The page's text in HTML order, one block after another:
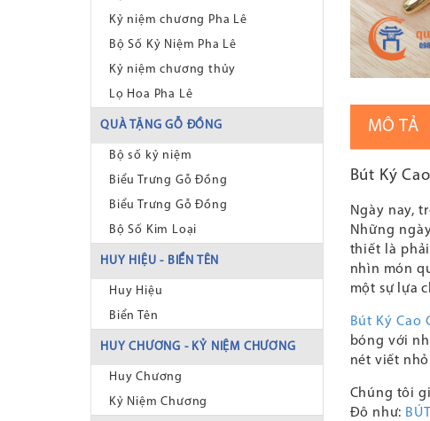
Kỷ niệm chương Pha Lê
Bộ Số Kỷ Niệm Pha Lê
Kỷ niệm chương thủy
Lọ Hoa Pha Lê
QUÀ TẶNG GỖ ĐỒNG
Bộ số kỷ niệm
Biểu Trưng Gỗ Đồng
Biểu Trưng Gỗ Đồng
Bộ Số Kim Loại
HUY HIỆU - BIỂN TÊN
Huy Hiệu
Biển Tên
HUY CHƯƠNG - KỶ NIỆM CHƯƠNG
Huy Chương
Kỷ Niệm Chương
MÔ TẢ
Bút Ký
Ngày nay,
Những
thiết là
nhìn món
một sự lựa
Bút Ký Cao
bóng với
nét viết
Chúng tôi
Đô như: